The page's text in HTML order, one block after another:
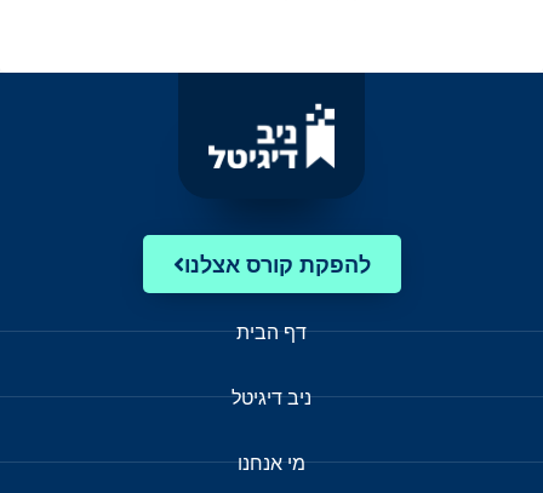
להפקת קורס אצלנו
דף הבית
ניב דיגיטל
מי אנחנו